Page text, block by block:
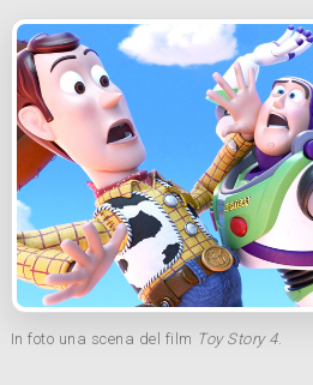
In foto una scena del film Toy Story 4.